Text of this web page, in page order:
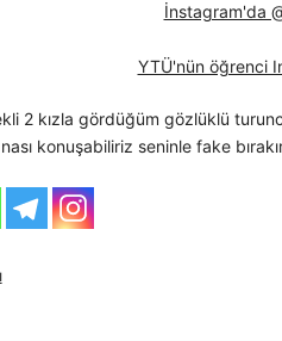
İnstagram'da
YTÜ'nün öğrenci
2 kızla gördüğüm gözlüklü
konuşabiliriz seninle fake